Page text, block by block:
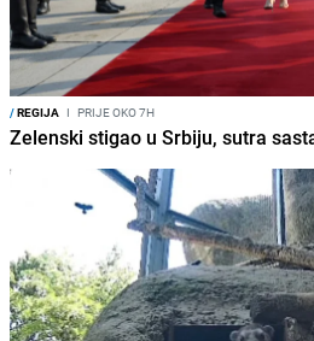
/REGIJA I PRIJE OKO 7H
Zelenski stigao u Srbiju, sutra